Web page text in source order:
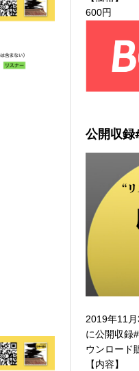
600円
公開収
2019年11
に公開収録
ウンロード
【内容】